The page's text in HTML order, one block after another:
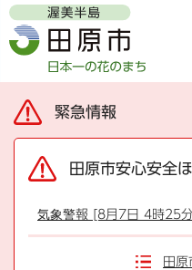
緊急情報
田原市安心安全
気象警報 [8月7日 4時25
田